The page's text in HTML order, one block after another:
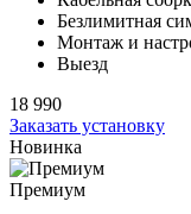
Безлимитная
Монтаж и
Выезд
18 990
Заказать установку
Новинка
Премиум